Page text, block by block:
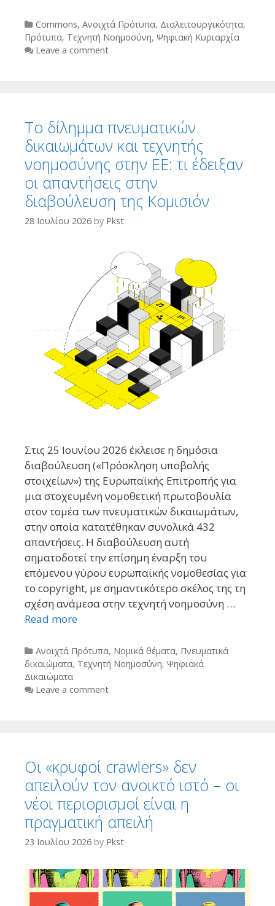
Categories
Commons, Ανοιχτά Πρότυπα, Διαλειτουργικότητα,
Πρότυπα, Τεχνητή Νοημοσύνη, Ψηφιακή Κυριαρχία
Leave a comment
Το δίλημμα πνευματικών
δικαιωμάτων και τεχνητής
νοημοσύνης στην ΕΕ: τι έδειξαν
οι απαντήσεις στην
διαβούλευση της Κομισιόν
28 Ιουλίου 2026 by Pkst
Στις 25 Ιουνίου 2026 έκλεισε η δημόσια
διαβούλευση («Πρόσκληση υποβολής
στοιχείων») της Ευρωπαϊκής Επιτροπής για
μια στοχευμένη νομοθετική πρωτοβουλία
στον τομέα των πνευματικών δικαιωμάτων,
στην οποία κατατέθηκαν συνολικά 432
απαντήσεις. Η διαβούλευση αυτή
σηματοδοτεί την επίσημη έναρξη του
επόμενου γύρου ευρωπαϊκής νομοθεσίας για
το copyright, με σημαντικότερο σκέλος της τη
σχέση ανάμεσα στην τεχνητή νοημοσύνη …
Read more
Categories
Ανοιχτά Πρότυπα, Νομικά θέματα, Πνευματικά
δικαιώματα, Τεχνητή Νοημοσύνη, Ψηφιακά
Δικαιώματα
Leave a comment
Οι «κρυφοί crawlers» δεν
απειλούν τον ανοικτό ιστό – οι
νέοι περιορισμοί είναι η
πραγματική απειλή
23 Ιουλίου 2026 by Pkst